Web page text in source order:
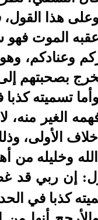
وعلى هذا
الموت فهو
وعنادكم،
بصحبتهم
وأما تسميته
الغير منه،
خلاف الأولى،
وخليله من
إن ربي قد
كذبا في